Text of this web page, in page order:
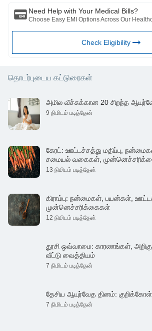
தகவலுக்கும் அல்லது மூன்றாம் தரப்பினரால்
Need Help with Your Medical Bills?
Choose Easy EMI Options Across Our
Check Eligibility
தொடர்புடைய கட்டுரைகள்
அமில வீச்சுக்கான 20 சிறந்த
9 நிமிடம் படித்தேன்
கேரட்: ஊட்டச்சத்து மதிப்பு,
சமையல் வகைகள்,
13 நிமிடம் படித்தேன்
கிராம்பு: நன்மைகள், பயன்கள்,
முன்னெச்சரிக்கைகள்
12 நிமிடம் படித்தேன்
தூசி ஒவ்வாமை: காரணங்கள்,
வீட்டு வைத்தியம்
7 நிமிடம் படித்தேன்
தேசிய ஆயுர்வேத தினம்:
7 நிமிடம் படித்தேன்